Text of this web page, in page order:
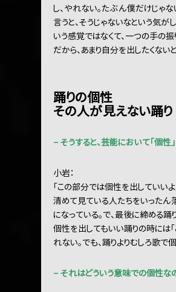
し、やれない。たぶん僕だけじゃ
言うと、そうじゃないなという気が
いう感覚ではなくて、一つの手の
だから、あまり自分を出したくな
踊りの個性
その人が見えない踊り
− そうすると、芸能において「個性
小岩：
「この部分では個性を出していい
清めて見ている人たちをいったん
になっている。で、最後に締める
個性を出してもいい踊りの時には「
れない。でも、踊りよりむしろ歌で
− それはどういう意味での個性なの